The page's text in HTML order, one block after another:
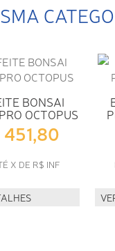
BONSAI
OCTOPUS
451,80
X DE R$ INF